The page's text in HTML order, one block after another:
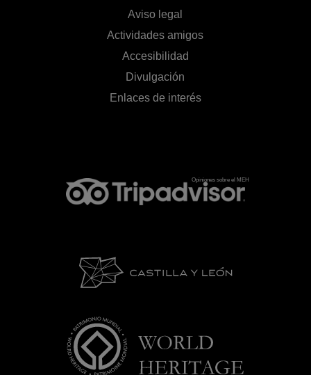
Aviso legal
Actividades amigos
Accesibilidad
Divulgación
Enlaces de interés
Opiniones sobre el MEH